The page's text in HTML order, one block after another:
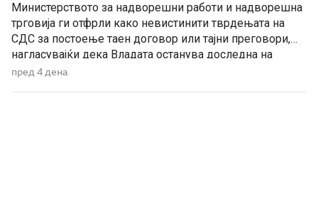
Министерството за надворешни работи и надворешна
трговија ги отфрли како невистинити тврдењата на
СДС за постоење таен договор или тајни преговори,
нагласувајќи дека Владата останува доследна на
утврдените државни позиции и нема да прифати
пред 4 дена